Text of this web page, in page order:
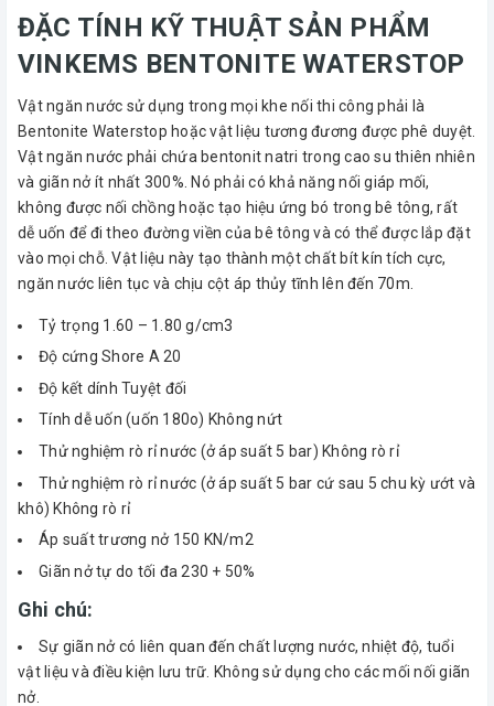
ĐẶC TÍNH KỸ THUẬT SẢN PHẨM
VINKEMS BENTONITE WATERSTOP
Vật ngăn nước sử dụng trong mọi khe nối thi công phải là
Bentonite Waterstop hoặc vật liệu tương đương được phê duyệt.
Vật ngăn nước phải chứa bentonit natri trong cao su thiên nhiên
và giãn nở ít nhất 300%. Nó phải có khả năng nối giáp mối,
không được nối chồng hoặc tạo hiệu ứng bó trong bê tông, rất
dễ uốn để đi theo đường viền của bê tông và có thể được lắp đặt
vào mọi chỗ. Vật liệu này tạo thành một chất bít kín tích cực,
ngăn nước liên tục và chịu cột áp thủy tĩnh lên đến 70m.
Tỷ trọng 1.60 – 1.80 g/cm3
Độ cứng Shore A 20
Độ kết dính Tuyệt đối
Tính dễ uốn (uốn 180o) Không nứt
Thử nghiệm rò rỉ nước (ở áp suất 5 bar) Không rò rỉ
Thử nghiệm rò rỉ nước (ở áp suất 5 bar cứ sau 5 chu kỳ ướt và
khô) Không rò rỉ
Áp suất trương nở 150 KN/m2
Giãn nở tự do tối đa 230 + 50%
Ghi chú:
Sự giãn nở có liên quan đến chất lượng nước, nhiệt độ, tuổi
vật liệu và điều kiện lưu trữ. Không sử dụng cho các mối nối giãn
nở.